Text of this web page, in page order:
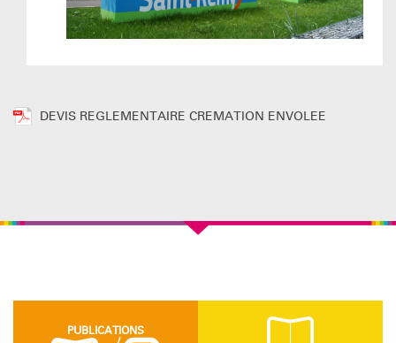
DEVIS REGLEMENTAIRE CREMATION ENVOLEE
PUBLICATIONS